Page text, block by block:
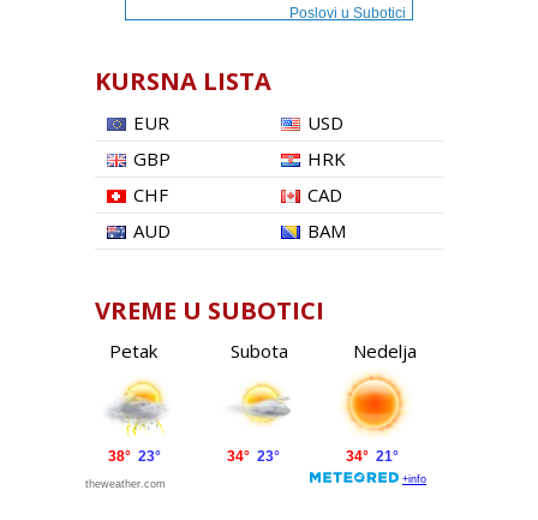
Poslovi u Subotici
KURSNA LISTA
EUR
USD
GBP
HRK
CHF
CAD
AUD
BAM
VREME U SUBOTICI
Petak Subota Nedelja